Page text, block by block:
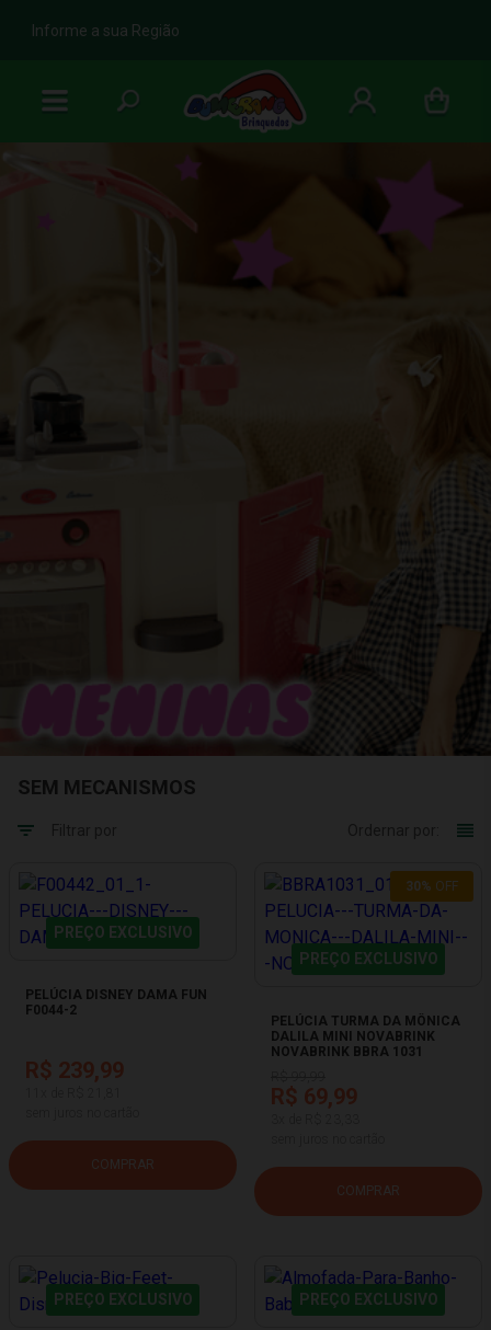
b
Informe a sua Região
SEM MECANISMOS
PREÇO EXCLUSIVO
PELÚCIA DISNEY DAMA FUN
F0044-2
R$ 239,99
COMPRAR
30% OFF
PREÇO EXCLUSIVO
PELÚCIA TURMA DA MÔNICA
DALILA MINI NOVABRINK
NOVABRINK BBRA 1031
R$ 69,99
COMPRAR
PREÇO EXCLUSIVO PREÇO EXCLUSIVO